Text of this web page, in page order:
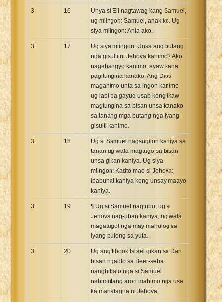
3 16
Unya si Eli nagtawag kang Samuel,
ug miingon: Samuel, anak ko. Ug
siya miingon: Ania ako.
3 17
Ug siya miingon: Unsa ang butang
nga gisulti ni Jehova kanimo? Ako
nagahangyo kanimo, ayaw kana
pagitungina kanako: Ang Dios
magahimo unta sa ingon kanimo
ug labi pa gayud usab kong ikaw
magtungina sa bisan unsa kanako
sa tanang mga butang nga iyang
gisulti kanimo.
3 18
Ug si Samuel nagsugilon kaniya sa
tanan ug wala magtago sa bisan
unsa gikan kaniya. Ug siya
miingon: Kadto mao si Jehova:
ipabuhat kaniya kong unsay maayo
kaniya.
3 19
¶ Ug si Samuel nagtubo, ug si
Jehova nag-uban kaniya, ug wala
magatugot nga may mahulog sa
iyang pulong sa yuta.
3 20
Ug ang tibook Israel gikan sa Dan
bisan ngadto sa Beer-seba
nanghibalo nga si Samuel
nahimutang aron mahimo nga usa
ka manalagna ni Jehova.